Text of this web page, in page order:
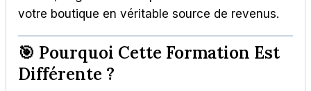
votre boutique en véritable source de revenus.
🎯 Pourquoi Cette Formation Est
Différente ?